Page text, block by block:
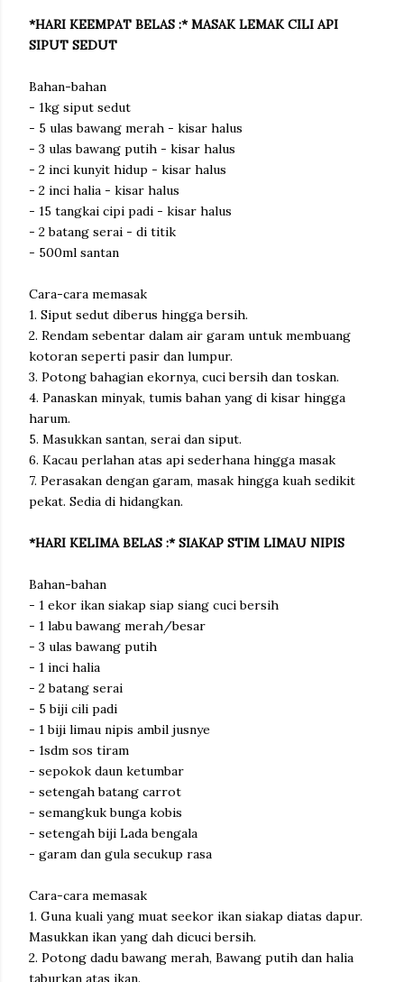
*HARI KEEMPAT BELAS :* MASAK LEMAK CILI API
SIPUT SEDUT
Bahan-bahan
- 1kg siput sedut
- 5 ulas bawang merah - kisar halus
- 3 ulas bawang putih - kisar halus
- 2 inci kunyit hidup - kisar halus
- 2 inci halia - kisar halus
- 15 tangkai cipi padi - kisar halus
- 2 batang serai - di titik
- 500ml santan
Cara-cara memasak
1. Siput sedut diberus hingga bersih.
2. Rendam sebentar dalam air garam untuk membuang
kotoran seperti pasir dan lumpur.
3. Potong bahagian ekornya, cuci bersih dan toskan.
4. Panaskan minyak, tumis bahan yang di kisar hingga
harum.
5. Masukkan santan, serai dan siput.
6. Kacau perlahan atas api sederhana hingga masak
7. Perasakan dengan garam, masak hingga kuah sedikit
pekat. Sedia di hidangkan.
*HARI KELIMA BELAS :* SIAKAP STIM LIMAU NIPIS
Bahan-bahan
- 1 ekor ikan siakap siap siang cuci bersih
- 1 labu bawang merah/besar
- 3 ulas bawang putih
- 1 inci halia
- 2 batang serai
- 5 biji cili padi
- 1 biji limau nipis ambil jusnye
- 1sdm sos tiram
- sepokok daun ketumbar
- setengah batang carrot
- semangkuk bunga kobis
- setengah biji Lada bengala
- garam dan gula secukup rasa
Cara-cara memasak
1. Guna kuali yang muat seekor ikan siakap diatas dapur.
Masukkan ikan yang dah dicuci bersih.
2. Potong dadu bawang merah, Bawang putih dan halia
taburkan atas ikan.